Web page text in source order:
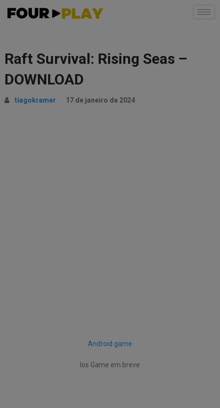
Raft Survival: Rising Seas –
DOWNLOAD
tiagokramer 17 de janeiro de 2024
Android game
Ios Game em breve